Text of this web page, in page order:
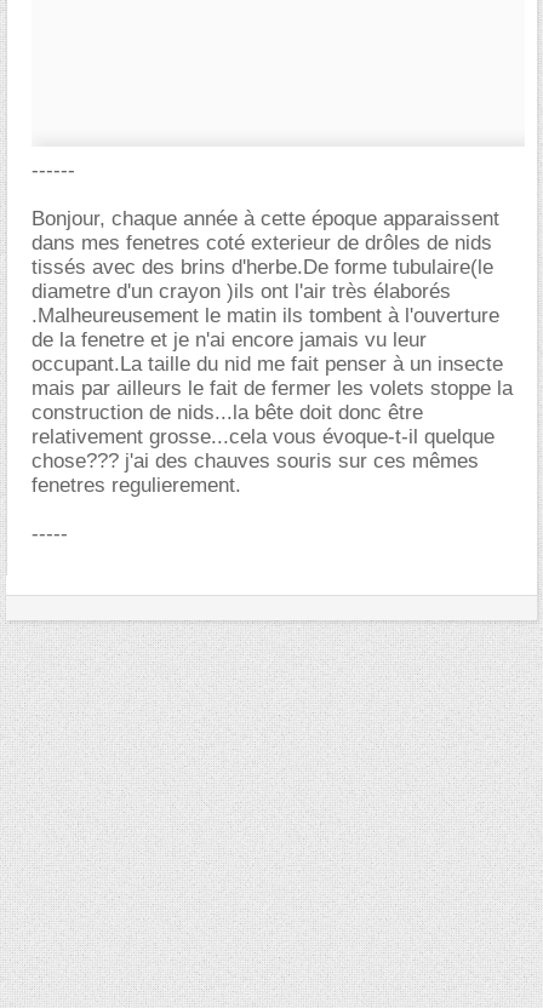
------
Bonjour, chaque année à cette époque apparaissent
dans mes fenetres coté exterieur de drôles de nids
tissés avec des brins d'herbe.De forme tubulaire(le
diametre d'un crayon )ils ont l'air très élaborés
.Malheureusement le matin ils tombent à l'ouverture
de la fenetre et je n'ai encore jamais vu leur
occupant.La taille du nid me fait penser à un insecte
mais par ailleurs le fait de fermer les volets stoppe la
construction de nids...la bête doit donc être
relativement grosse...cela vous évoque-t-il quelque
chose??? j'ai des chauves souris sur ces mêmes
fenetres regulierement.
-----